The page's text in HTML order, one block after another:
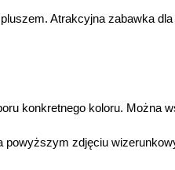
Atrakcyjna zabawka
konkretnego koloru. Można
powyższym zdjęciu